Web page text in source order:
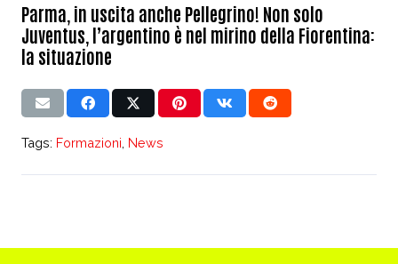
Parma, in uscita anche Pellegrino! Non solo
Juventus, l’argentino è nel mirino della Fiorentina:
la situazione
Tags: Formazioni News